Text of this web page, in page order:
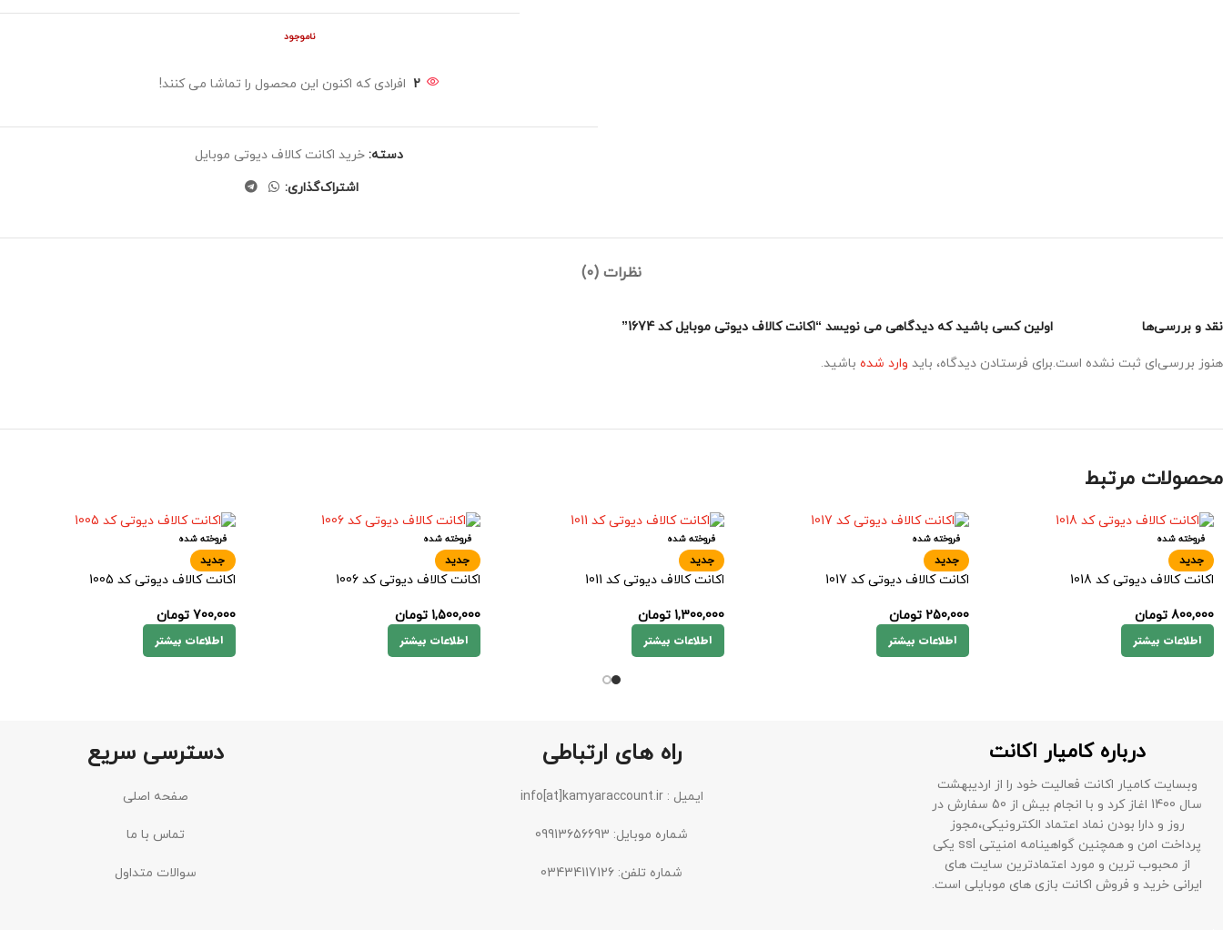
ناموجود
2 افرادی که اکنون این محصول را تماشا می کنند!
دسته: خرید اکانت کالاف دیوتی موبایل
اشتراک‌گذاری:
نظرات (0)
نقد و بررسی‌ها
هنوز بررسی‌ای ثبت نشده است.
اولین کسی باشید که دیدگاهی می نویسد “اکانت کالاف دیوتی موبایل کد 1674”
برای فرستادن دیدگاه، باید وارد شده باشید.
محصولات مرتبط
فروخته شده
جدید
اکانت کالاف دیوتی کد 1018
800,000 تومان
اطلاعات بیشتر
فروخته شده
جدید
اکانت کالاف دیوتی کد 1017
250,000 تومان
اطلاعات بیشتر
فروخته شده
جدید
اکانت کالاف دیوتی کد 1011
1,300,000 تومان
اطلاعات بیشتر
فروخته شده
جدید
اکانت کالاف دیوتی کد 1006
1,500,000 تومان
اطلاعات بیشتر
فروخته شده
جدید
اکانت کالاف دیوتی کد 1005
700,000 تومان
اطلاعات بیشتر
درباره کامیار اکانت
وبسایت کامیار اکانت فعالیت خود را از اردیبهشت
سال 1400 اغاز کرد و با انجام بیش از 50 سفارش در
روز و دارا بودن نماد اعتماد الکترونیکی،مجوز
پرداخت امن و همچنین گواهینامه امنیتی ssl یکی
از محبوب ترین و مورد اعتمادترین سایت های
ایرانی خرید و فروش اکانت بازی های موبایلی است.
راه های ارتباطی
ایمیل : info[at]kamyaraccount.ir
شماره موبایل: 09913656693
شماره تلفن: 03434117126
دسترسی سریع
صفحه اصلی
تماس با ما
سوالات متداول